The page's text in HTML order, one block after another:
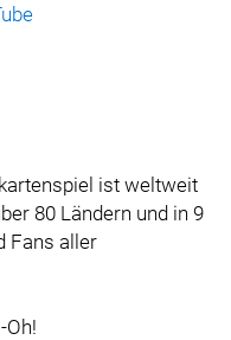
ist weltweit
80 Ländern und in 9
Fans aller